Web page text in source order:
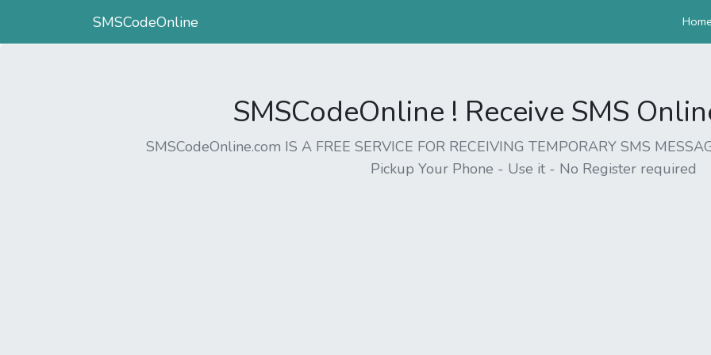
SMSCodeOnline
SMSCodeOnline ! Receive SMS
SMSCodeOnline.com IS A FREE SERVICE FOR RECEIVING TEMPORARY SMS
Pickup Your Phone - Use it - No Register required